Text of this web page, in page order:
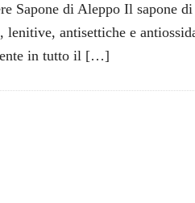
Sapone di Aleppo Il sapone
lenitive, antisettiche e
in tutto il […]